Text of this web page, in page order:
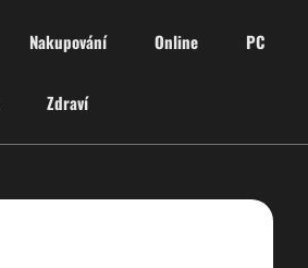
Nakupování Online PC
Zdraví